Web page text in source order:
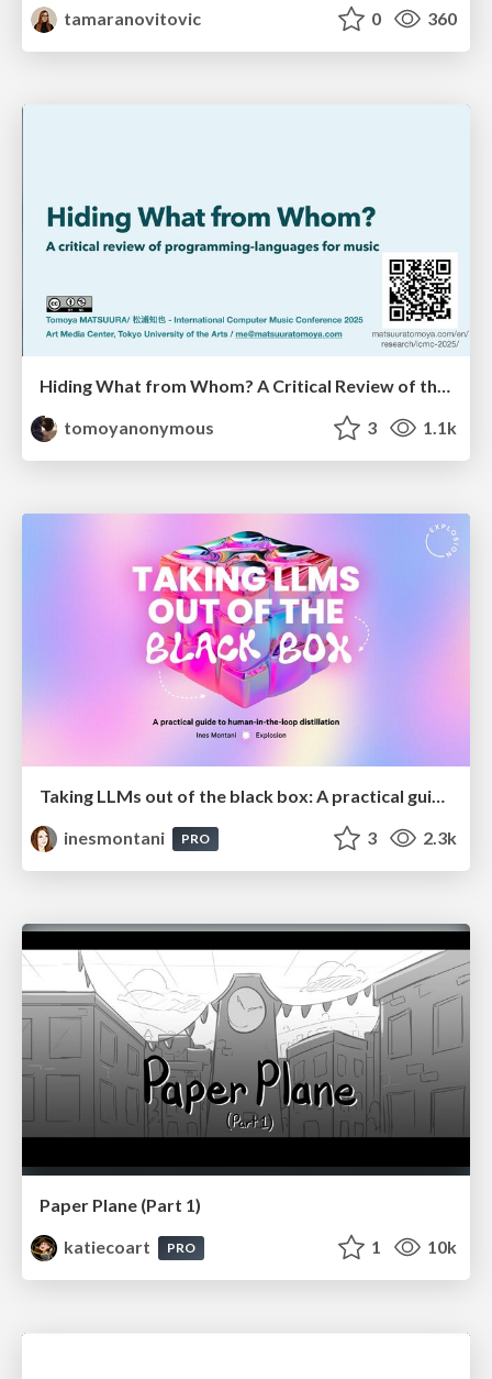
tamaranovitovic
0 360
Hiding What from Whom? A Critical Review of the History of Programming languages for Music
tomoyanonymous
3 1.1k
Taking LLMs out of the black box: A practical guide to human-in-the-loop distillation
inesmontani
PRO 3 2.3k
Paper Plane (Part 1)
katiecoart
PRO 1 10k